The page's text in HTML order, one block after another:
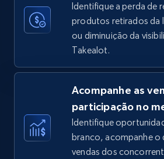
URL, Final price, Sku, Currency,
Specifications, Image urls, Top
5.6K+ 875+
TikTok Shop
URL, Title, Available, Description,
Identifique a perda de
produtos retirados da
ou diminuição da
Takealot.
Acompanhe as
participação no
Identifique
branco, acompanhe o
vendas dos